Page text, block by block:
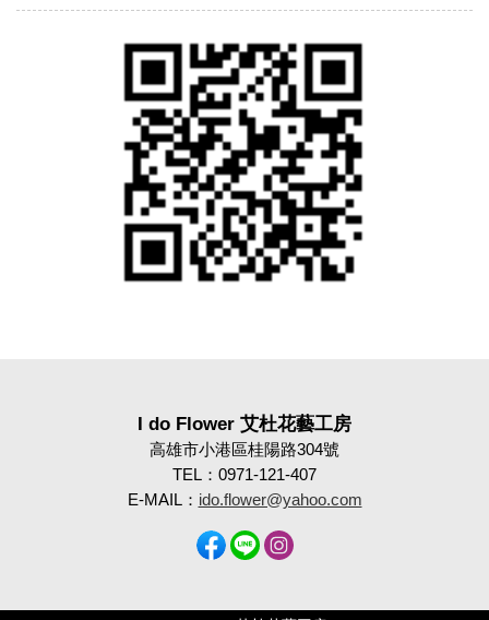
I do Flower 艾杜花藝工房
高雄市小港區桂陽路304號
TEL：0971-121-407
E-MAIL： ido.flower@yahoo.com